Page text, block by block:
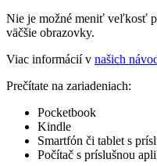
Nie je možné meniť veľkosť
väčšie obrazovky.
Viac informácií v našich
Prečítate na zariadeniach:
Pocketbook
Kindle
Smartfón či tablet s
Počítač s príslušnou